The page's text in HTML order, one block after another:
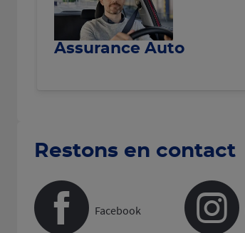
Assurance Auto
Restons en contact
Facebook